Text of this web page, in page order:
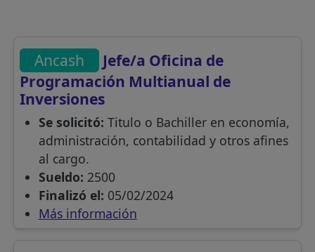
Ancash
Jefe/a Oficina de
Programación Multianual de
Inversiones
Se solicitó: Titulo o Bachiller en economía,
administración, contabilidad y otros afines
al cargo.
Sueldo: 2500
Finalizó el: 05/02/2024
Más información